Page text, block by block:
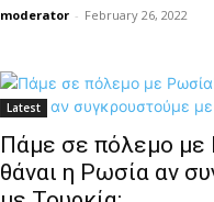
moderator - February 26, 2022
Latest
Πάμε σε πόλεμο με
θάναι η Ρωσία αν